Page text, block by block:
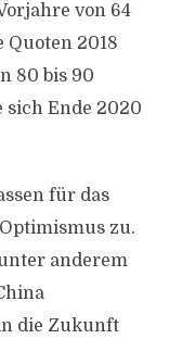
von 64
Quoten 2018
80 bis 90
Ende 2020
für das
zu.
anderem
die Zukunft